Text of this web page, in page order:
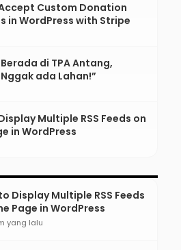
Custom Donation
in WordPress with Stripe
di TPA Antang,
ada Lahan!”
Multiple RSS Feeds on
in WordPress
Display Multiple RSS Feeds
Page in WordPress
yang lalu